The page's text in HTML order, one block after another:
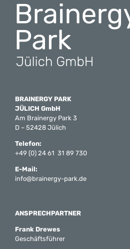
BRAINERGY PARK
JÜLICH GmbH
Am Brainergy Park 3
D – 52428 Jülich
Telefon:
+49 (0) 24 61 31 89 730
E-Mail:
info@brainergy-park.de
ANSPRECHPARTNER
Frank Drewes
Geschäftsführer